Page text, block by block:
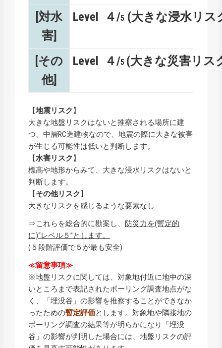
[対水
害]
Level ４/5 (大きな浸水リス
[その
他]
Level ４/5 (大きな災害リス
【地震リスク 】
大きな地盤リスクはないと推察される場所に建
つ、中層RC造建物なので、地震の際に大きな被害
が生じる可能性は低いと判断します。
【水害リスク 】
標高や地形からみて、大きな浸水リスクはないと
判断します。
【その他リスク 】
大きなリスクを感じるような要素なし
⇒これらを総合的に勘案し、 防災力を(暫定的
に)“レベル５”とします。
(５段階評価で５が最も安全)
≪留意事項≫
※地盤リスクに関しては、対象地付近に地中の深
いところまで表記されたボーリング調査地点がな
く、「埋没谷」の影響を推察することができなか
ったための暫定評価とします。対象地や隣接地の
ボーリング調査の結果等が明らかになり「埋没
谷」の影響が判明した場合には、地盤リスクの評